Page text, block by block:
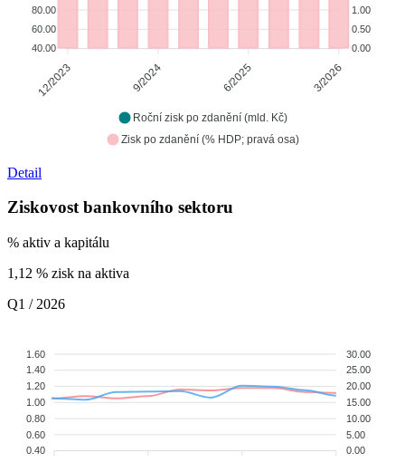
80.00
60.00
40.00
12/2023 9/2024 6/2025 3/2026
1.00
0.50
0.00
Roční zisk po zdanění (mld. Kč)
Zisk po zdanění (% HDP; pravá osa)
Detail
Ziskovost bankovního sektoru
% aktiv a kapitálu
1,12 % zisk na aktiva
Q1 / 2026
1.60
1.40
1.20
1.00
0.80
0.60
0.40
30.00
25.00
20.00
15.00
10.00
5.00
0.00